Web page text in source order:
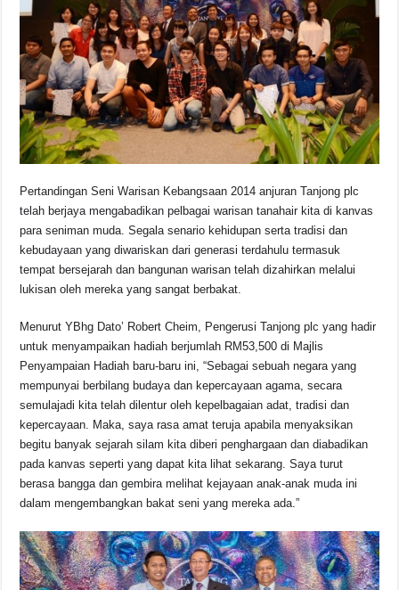
o
o
k
p
p
s
n
k
Pertandingan Seni Warisan Kebangsaan 2014 anjuran Tanjong plc
telah berjaya mengabadikan pelbagai warisan tanahair kita di kanvas
para seniman muda. Segala senario kehidupan serta tradisi dan
kebudayaan yang diwariskan dari generasi terdahulu termasuk
tempat bersejarah dan bangunan warisan telah dizahirkan melalui
lukisan oleh mereka yang sangat berbakat.
Menurut YBhg Dato’ Robert Cheim, Pengerusi Tanjong plc yang hadir
untuk menyampaikan hadiah berjumlah RM53,500 di Majlis
Penyampaian Hadiah baru-baru ini, “Sebagai sebuah negara yang
mempunyai berbilang budaya dan kepercayaan agama, secara
semulajadi kita telah dilentur oleh kepelbagaian adat, tradisi dan
kepercayaan. Maka, saya rasa amat teruja apabila menyaksikan
begitu banyak sejarah silam kita diberi penghargaan dan diabadikan
pada kanvas seperti yang dapat kita lihat sekarang. Saya turut
berasa bangga dan gembira melihat kejayaan anak-anak muda ini
dalam mengembangkan bakat seni yang mereka ada.”